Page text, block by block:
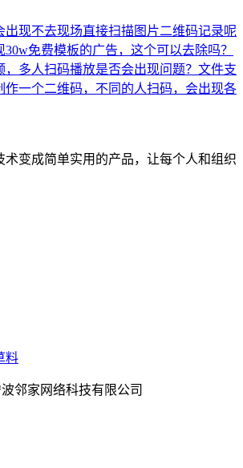
出现不去现场直接扫描图片二维码记录呢
免费模板的广告，这个可以去除吗？
多人扫码播放是否会出现问题？ 文件支
作一个二维码，不同的人扫码，会出现各
术变成简单实用的产品，让每个人和组织
料
邻家网络科技有限公司